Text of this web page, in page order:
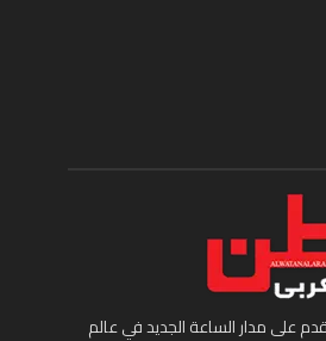
على مدار الساعة الجديد في عالم